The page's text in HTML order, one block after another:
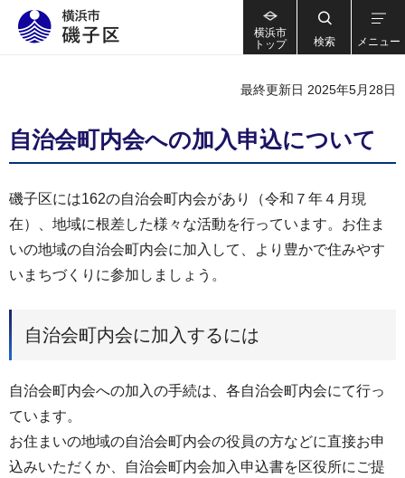
横浜市
トップ
検索 メニュー
最終更新日 2025年5月28日
自治会町内会への加入申込について
磯子区には162の自治会町内会があり（令和７年４月現
在）、地域に根差した様々な活動を行っています。お住ま
いの地域の自治会町内会に加入して、より豊かで住みやす
いまちづくりに参加しましょう。
自治会町内会に加入するには
自治会町内会への加入の手続は、各自治会町内会にて行っ
ています。
お住まいの地域の自治会町内会の役員の方などに直接お申
込みいただくか、自治会町内会加入申込書を区役所にご提